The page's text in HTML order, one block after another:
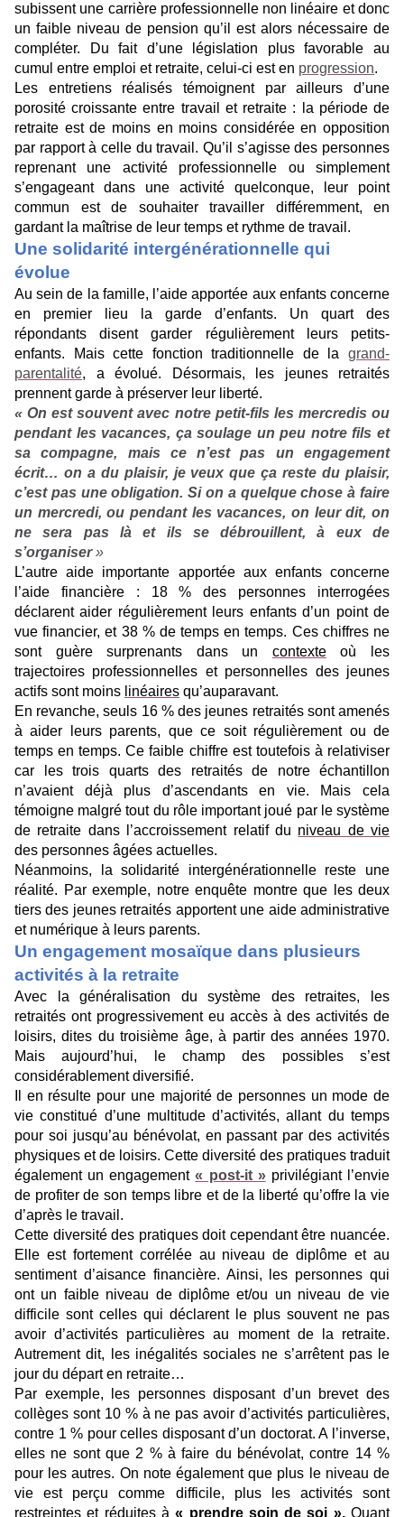
subissent une carrière professionnelle non linéaire et donc
un faible niveau de pension qu’il est alors nécessaire de
compléter. Du fait d’une législation plus favorable au
cumul entre emploi et retraite, celui-ci est en progression.
Les entretiens réalisés témoignent par ailleurs d’une
porosité croissante entre travail et retraite : la période de
retraite est de moins en moins considérée en opposition
par rapport à celle du travail. Qu’il s’agisse des personnes
reprenant une activité professionnelle ou simplement
s’engageant dans une activité quelconque, leur point
commun est de souhaiter travailler différemment, en
gardant la maîtrise de leur temps et rythme de travail.
Une solidarité intergénérationnelle qui
évolue
Au sein de la famille, l’aide apportée aux enfants concerne
en premier lieu la garde d’enfants. Un quart des
répondants disent garder régulièrement leurs petits-
enfants. Mais cette fonction traditionnelle de la grand-
parentalité, a évolué. Désormais, les jeunes retraités
prennent garde à préserver leur liberté.
« On est souvent avec notre petit-fils les mercredis ou
pendant les vacances, ça soulage un peu notre fils et
sa compagne, mais ce n’est pas un engagement
écrit… on a du plaisir, je veux que ça reste du plaisir,
c’est pas une obligation. Si on a quelque chose à faire
un mercredi, ou pendant les vacances, on leur dit, on
ne sera pas là et ils se débrouillent, à eux de
s’organiser»
L’autre aide importante apportée aux enfants concerne
l’aide financière : 18 % des personnes interrogées
déclarent aider régulièrement leurs enfants d’un point de
vue financier, et 38 % de temps en temps. Ces chiffres ne
sont guère surprenants dans un contexte
où les
trajectoires professionnelles et personnelles des jeunes
actifs sont moins linéaires qu’auparavant.
En revanche, seuls 16 % des jeunes retraités sont amenés
à aider leurs parents, que ce soit régulièrement ou de
temps en temps. Ce faible chiffre est toutefois à relativiser
car les trois quarts des retraités de notre échantillon
n’avaient déjà plus d’ascendants en vie. Mais cela
témoigne malgré tout du rôle important joué par le système
de retraite dans
l’accroissement relatif du niveau de vie
des personnes âgées actuelles.
Néanmoins, la solidarité intergénérationnelle reste une
réalité. Par exemple, notre enquête montre que les deux
tiers des jeunes retraités apportent une aide administrative
et numérique à leurs parents.
Un engagement mosaïque dans plusieurs
activités à la retraite
Avec la généralisation du système des retraites, les
retraités ont progressivement eu accès à des activités de
loisirs, dites du troisième âge, à partir des années 1970.
Mais aujourd’hui, le champ des possibles s’est
considérablement diversifié.
Il en résulte pour une majorité de personnes un mode de
vie constitué d’une multitude d’activités, allant du temps
pour soi jusqu’au bénévolat, en passant par des activités
physiques et de loisirs. Cette diversité des pratiques traduit
également un engagement « post-it » privilégiant l’envie
de profiter de son temps libre et de la liberté qu’offre la vie
d’après le travail.
Cette diversité des pratiques doit cependant être nuancée.
Elle est fortement corrélée au niveau de diplôme et au
sentiment d’aisance financière. Ainsi, les personnes qui
ont un faible niveau de diplôme et/ou un niveau de vie
difficile sont celles qui déclarent le plus souvent ne pas
avoir d’activités particulières au moment de la retraite.
Autrement dit, les inégalités sociales ne s’arrêtent pas le
jour du départ en retraite…
Par exemple, les personnes disposant d’un brevet des
collèges sont 10 % à ne pas avoir d’activités particulières,
contre 1 % pour celles disposant d’un doctorat. A l’inverse,
elles ne sont que 2 % à faire du bénévolat, contre 14 %
pour les autres. On note également que plus le niveau de
vie est perçu comme difficile, plus les activités sont
restreintes et réduites à« prendre soin de soi ».Quant